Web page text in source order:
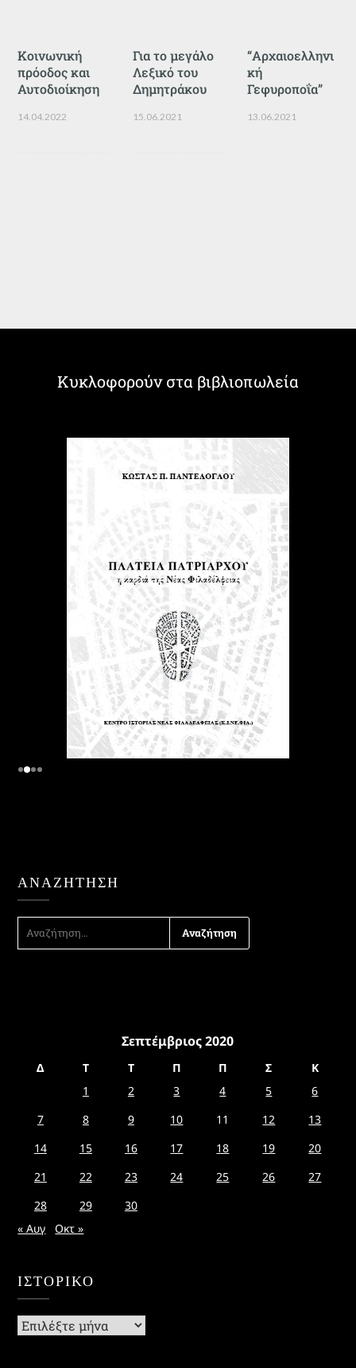
Κοινωνική
πρόοδος και
Αυτοδιοίκηση
14.04.2022
Για το μεγάλο
Λεξικό του
Δημητράκου
15.06.2021
“Αρχαιοελληνι
κή
Γεφυροποΐα”
13.06.2021
Κυκλοφορούν στα βιβλιοπωλεία
ΑΝΑΖΉΤΗΣΗ
ΓΙΑ:
Σεπτέμβριος 2020
Δ Τ Τ Π Π Σ
Κ
1
2 3 4 5
6
7
8 9 10 11 12
13
14
15 16 17 18 19
20
21
22 23 24 25 26
27
28
29
30
« Αυγ
Οκτ »
ΙΣΤΟΡΙΚΌ
Ιστορικό